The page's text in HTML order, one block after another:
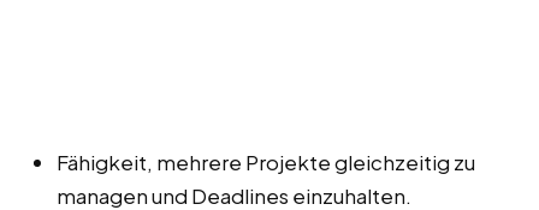
Fähigkeit, mehrere Projekte gleichzeitig zu
managen und Deadlines einzuhalten.